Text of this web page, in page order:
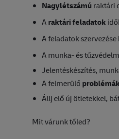
Nagylétszámú raktári
Araktári feladatok
A feladatok szervezése
A munka- és
Jelentéskészítés,
A felmerülő
Állj elő új ötletekkel,
Mit várunk tőled?